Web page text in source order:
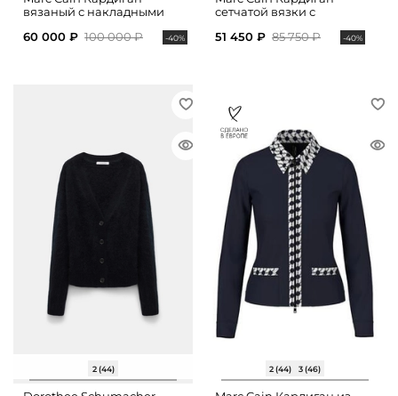
вязаный с накладными
60 000 ₽ 100 000 ₽ -40%
сетчатой вязки с
51 450 ₽ 85 750 ₽ -40%
2 (44) 2 (44) 3 (46)